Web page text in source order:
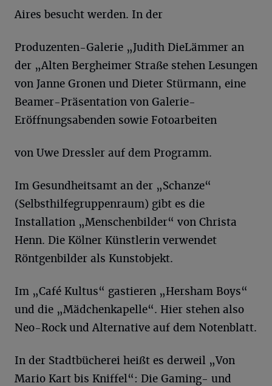
Aires besucht werden. In der
Produzenten-Galerie „Judith DieLämmer an
der „Alten Bergheimer Straße stehen Lesungen
von Janne Gronen und Dieter Stürmann, eine
Beamer-Präsentation von Galerie-
Eröffnungsabenden sowie Fotoarbeiten
von Uwe Dressler auf dem Programm.
Im Gesundheitsamt an der „Schanze“
(Selbsthilfegruppenraum) gibt es die
Installation „Menschenbilder“ von Christa
Henn. Die Kölner Künstlerin verwendet
Röntgenbilder als Kunstobjekt.
Im „Café Kultus“ gastieren „Hersham Boys“
und die „Mädchenkapelle“. Hier stehen also
Neo-Rock und Alternative auf dem Notenblatt.
In der Stadtbücherei heißt es derweil „Von
Mario Kart bis Kniffel“: Die Gaming- und